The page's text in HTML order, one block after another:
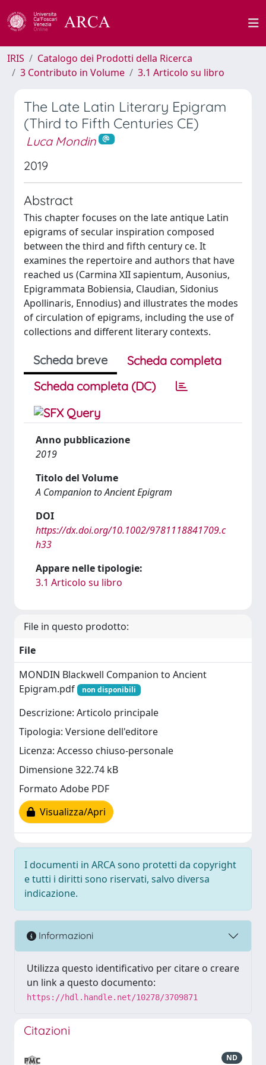
IRIS
Catalogo dei Prodotti della Ricerca
3 Contributo in Volume
3.1 Articolo su libro
The Late Latin Literary Epigram
(Third to Fifth Centuries CE)
Luca Mondin
2019
Abstract
This chapter focuses on the late antique Latin
epigrams of secular inspiration composed
between the third and fifth century ce. It
examines the repertoire and authors that have
reached us (Carmina XII sapientum, Ausonius,
Epigrammata Bobiensia, Claudian, Sidonius
Apollinaris, Ennodius) and illustrates the modes
of circulation of epigrams, including the use of
collections and different literary contexts.
Scheda breve
Scheda completa
Scheda completa (DC)
Anno pubblicazione
2019
Titolo del Volume
A Companion to Ancient Epigram
DOI
https://dx.doi.org/10.1002/9781118841709.c
h33
Appare nelle tipologie:
3.1 Articolo su libro
File in questo prodotto:
File
MONDIN Blackwell Companion to Ancient
Epigram.pdf
non disponibili
Descrizione: Articolo principale
Tipologia: Versione dell'editore
Licenza: Accesso chiuso-personale
Dimensione 322.74 kB
Formato Adobe PDF
Visualizza/Apri
I documenti in ARCA sono protetti da copyright
e tutti i diritti sono riservati, salvo diversa
indicazione.
Informazioni
Utilizza questo identificativo per citare o creare
un link a questo documento:
https://hdl.handle.net/10278/3709871
Citazioni
ND